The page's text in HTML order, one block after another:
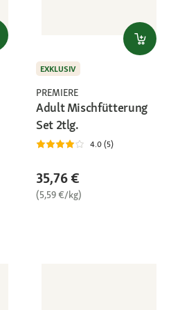
EXKLUSIV
PREMIERE
Adult Mischfütterung
Set 2tlg.
4.0 (5)
35,76 €
(5,59 €/kg)